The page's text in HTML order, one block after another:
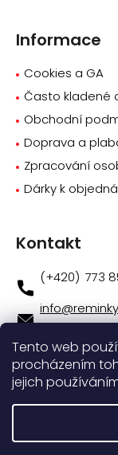
Tento web
procházením
jejich
Informace
Cookies a GA
Často kladené
Obchodní
Doprava a
Zpracování
Dárky k
Kontakt
info@
773
773 850 809
Novinky na
Instagram